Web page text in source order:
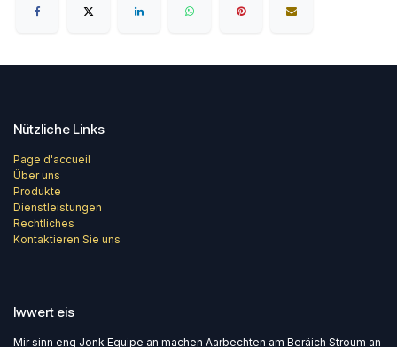
Nützliche Links
Page d'accueil
Über uns
Produkte
Dienstleistungen
Rechtliches
Kontaktieren Sie uns
Iwwert eis
Mir sinn eng Jonk Equipe an machen Aarbechten am Beräich Stroum an